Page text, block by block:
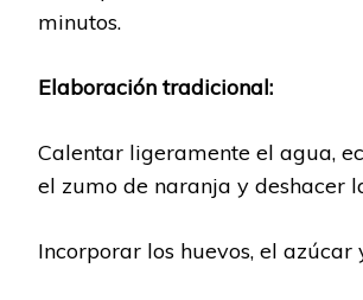
minutos.
Elaboración tradicional:
Calentar ligeramente el agua,
el zumo de naranja y deshacer
Incorporar los huevos, el azúcar